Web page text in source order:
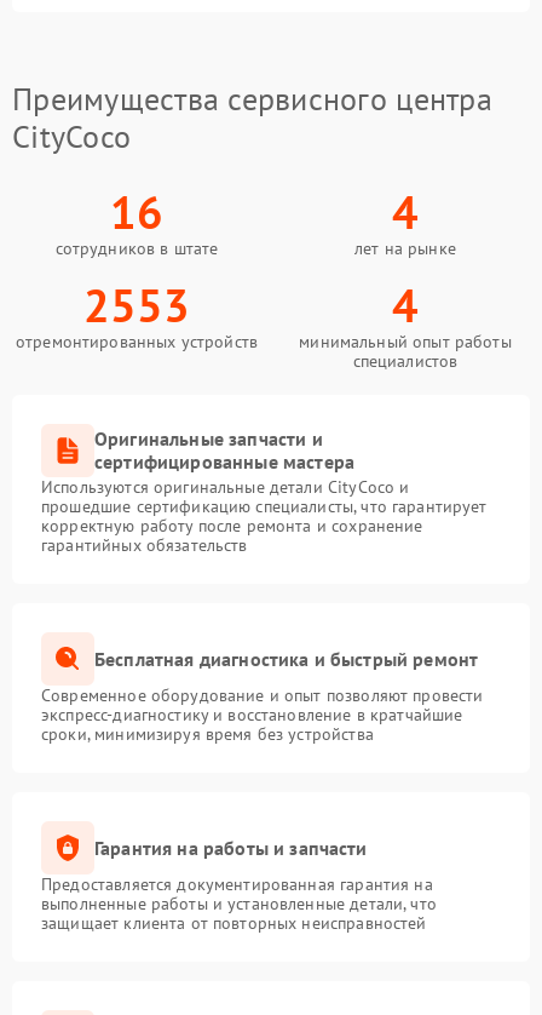
Преимущества сервисного центра
CityCoco
16
сотрудников в штате
4
лет на рынке
2553
отремонтированных устройств
4
минимальный опыт работы
специалистов
Оригинальные запчасти и
сертифицированные мастера
Используются оригинальные детали CityCoco и
прошедшие сертификацию специалисты, что гарантирует
корректную работу после ремонта и сохранение
гарантийных обязательств
Бесплатная диагностика и быстрый ремонт
Современное оборудование и опыт позволяют провести
экспресс-диагностику и восстановление в кратчайшие
сроки, минимизируя время без устройства
Гарантия на работы и запчасти
Предоставляется документированная гарантия на
выполненные работы и установленные детали, что
защищает клиента от повторных неисправностей